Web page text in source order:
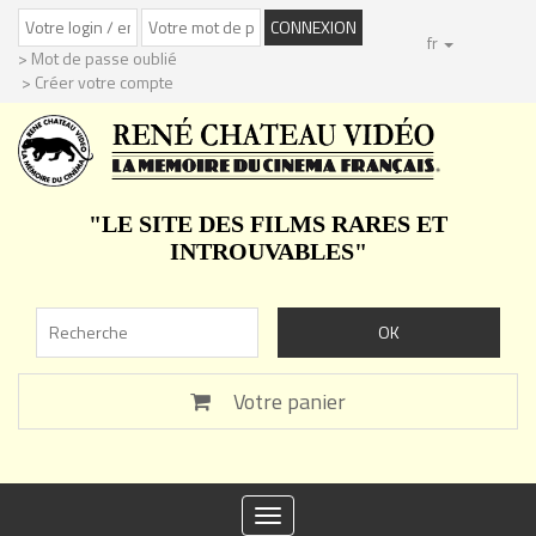
> Mot de passe oublié
> Créer votre compte
fr
"LE SITE DES FILMS RARES ET
INTROUVABLES"
Votre panier
Toggle